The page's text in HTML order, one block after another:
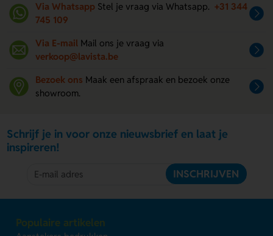
Via Whatsapp Stel je vraag via Whatsapp. +31 344
745 109
Via E-mail Mail ons je vraag via
verkoop@lavista.be
Bezoek ons Maak een afspraak en bezoek onze
showroom.
Schrijf je in voor onze nieuwsbrief en laat je
inspireren!
INSCHRIJVEN
Populaire artikelen